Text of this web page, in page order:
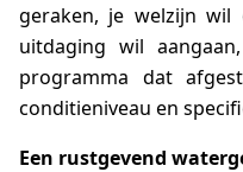
geraken, je welzijn wil
uitdaging wil
programma dat
conditieniveau en
Een rustgevend